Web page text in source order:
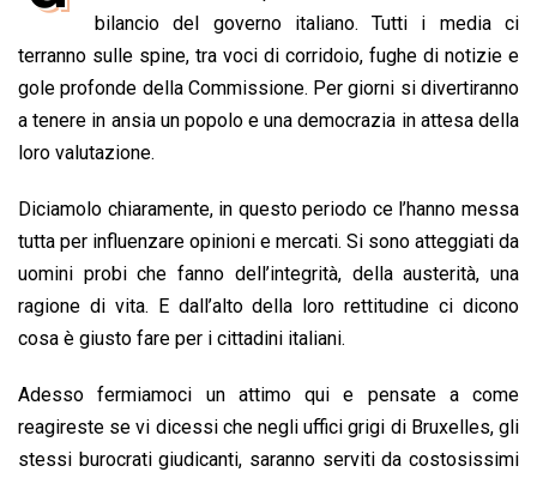
o
o
k
s
A
p
p
e
d
I
n
a
d
s
l
L
i
n
k
t
bilancio del governo italiano. Tutti i media ci
terranno sulle spine, tra voci di corridoio, fughe di notizie e
gole profonde della Commissione. Per giorni si divertiranno
a tenere in ansia un popolo e una democrazia in attesa della
loro valutazione.
Diciamolo chiaramente, in questo periodo ce l’hanno messa
tutta per influenzare opinioni e mercati. Si sono atteggiati da
uomini probi che fanno dell’integrità, della austerità, una
ragione di vita. E dall’alto della loro rettitudine ci dicono
cosa è giusto fare per i cittadini italiani.
Adesso fermiamoci un attimo qui e pensate a come
reagireste se vi dicessi che negli uffici grigi di Bruxelles, gli
stessi burocrati giudicanti, saranno serviti da costosissimi